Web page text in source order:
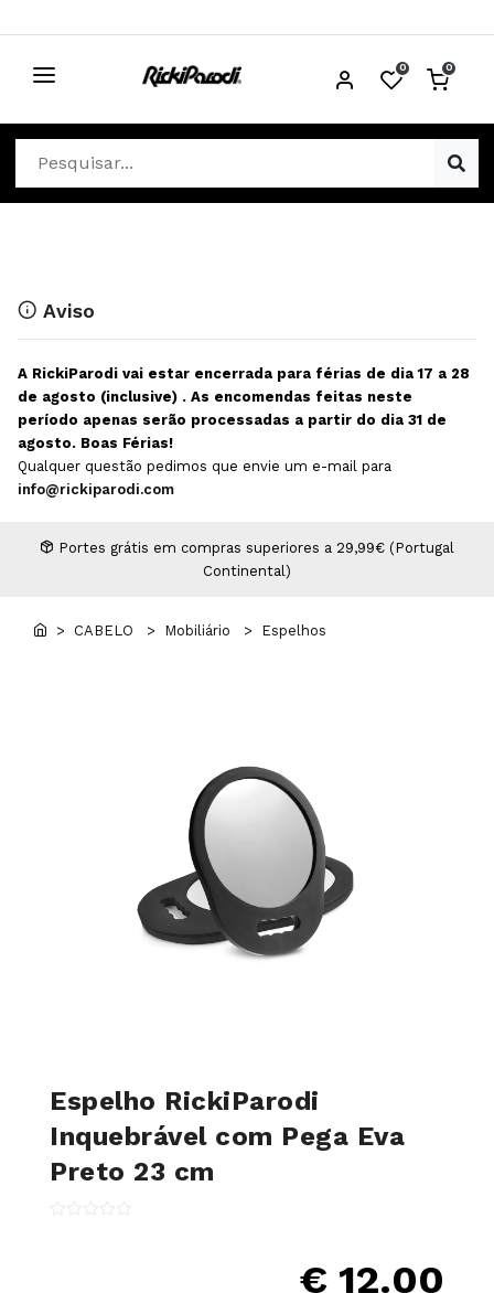
0 0
CABELO
Cosmética Capilar
Equipamentos Elétricos
Escovas e Pente
Extensões
MAN WORLD - Espaço Homem
Professional Wear
Depilação
Descartáveis Estética
Diversos Estética
Equipamentos Depilação
Maquilhagem Profissional
Aviso
A RickiParodi vai estar encerrada para férias de dia 17 a 28
de agosto (inclusive) . As encomendas feitas neste
período apenas serão processadas a partir do dia 31 de
agosto. Boas Férias!
Qualquer questão pedimos que envie um e-mail para
info@rickiparodi.com
Portes grátis em compras superiores a 29,99€ (Portugal
Continental)
> CABELO > Mobiliário > Espelhos
Espelho RickiParodi
Inquebrável com Pega Eva
Preto 23 cm
€ 12.00